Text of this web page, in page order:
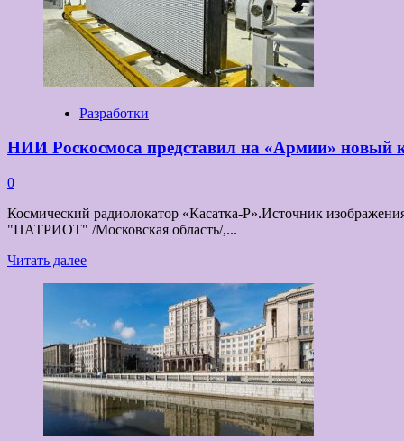
«царь-
двигателя»
Разработки
НИИ Роскосмоса представил на «Армии» новый
0
Космический радиолокатор «Касатка-Р».Источник
"ПАТРИОТ" /Московская область/,...
Читать далееПрочитать
Роскосмоса
представил
на
«Армии»
новый
космический
радиолокатор